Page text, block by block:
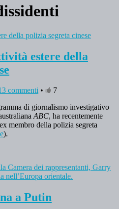
estere della
commenti •
7
di giornalismo investigativo
ABC, ha recentemente
membro della polizia segreta
).
a Putin